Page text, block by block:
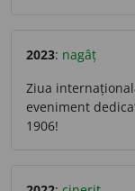
2023: nagâț
Ziua
eveniment
1906!